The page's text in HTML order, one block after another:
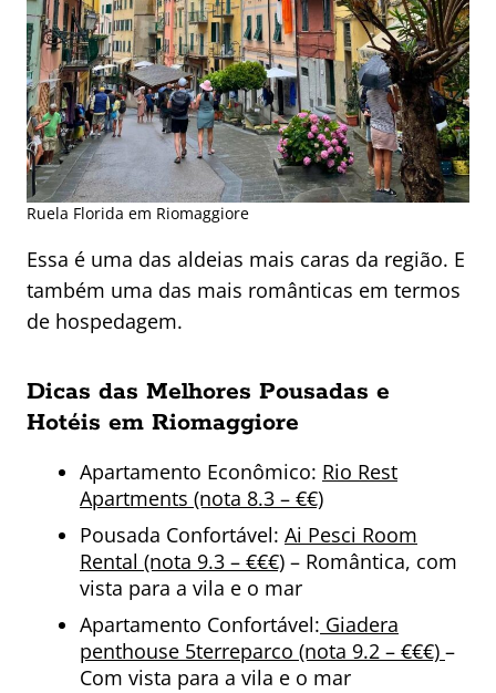
Ruela Florida em Riomaggiore
Essa é uma das aldeias mais caras da região. E
também uma das mais românticas em termos
de hospedagem.
Dicas das Melhores Pousadas e
Hotéis em Riomaggiore
Apartamento Econômico: Rio Rest
Apartments (nota 8.3 – €€)
Pousada Confortável: Ai Pesci Room
Rental (nota 9.3 – €€€) – Romântica, com
vista para a vila e o mar
Apartamento Confortável: Giadera
penthouse 5terreparco (nota 9.2 – €€€) –
Com vista para a vila e o mar